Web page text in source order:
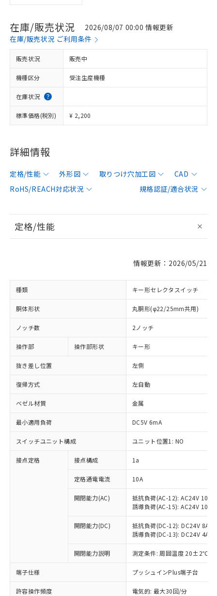
在庫/販売状況
2026/08/07 00:00 情報更新
在庫/販売状況 ご利用条件
販売状況 販売中
機種区分 受注生産機種
在庫状況
標準価格(税別) ¥ 2,200
詳細情報
定格/性能 外形図 取りつけ穴加工図
CAD
RoHS/REACH対応状況
規格認証/適合状況
定格/性能
情報更新：2026/05/21
種類 キー形セレクタスイッチ
胴体形状 丸胴形(φ22/25mm共用)
ノッチ数 2ノッチ
操作部 操作部形状 キー形
抜き差し位置 左側
復帰方式 左自動
ベゼル材質 金属
最小適用負荷 DC5V 6mA
スイッチユニット構成 ユニット位置1: NO
接点定格 接点構成 1a
定格通電電流 10A
開閉能力(AC)
抵抗負荷(AC-12): AC24V 10A/
誘導負荷(AC-15): AC24V
開閉能力(DC)
抵抗負荷(DC-12): DC24V 8A/
誘導負荷(DC-13): DC24V 4A/
開閉能力説明 測定条件: 周囲温度 20±2℃、
端子仕様 プッシュインPlus端子台
許容操作頻度
電気的: 最大30回/分
ご利用条件
※1 対応状況
対応済み：EU RoHS指令（10物質）の
非含有に対応した製品が提供可能な商品で
有に対応した製品に切り替える予定のある
商品です。
対応予定なし：EU RoHS指令（10物質）の
非含有に非対応の商品で、対応品を出す予